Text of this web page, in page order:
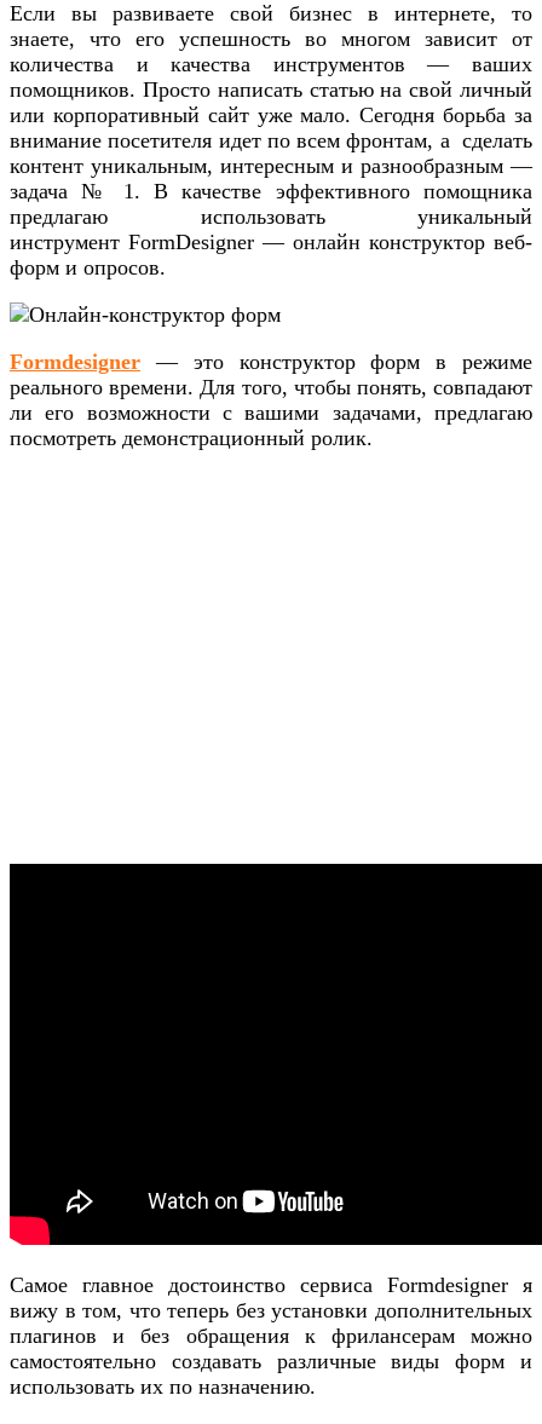
Если вы развиваете свой бизнес в интернете, то
знаете, что его успешность во многом зависит от
количества и качества инструментов — ваших
помощников. Просто написать статью на свой личный
или корпоративный сайт уже мало. Сегодня борьба за
внимание посетителя идет по всем фронтам, а сделать
контент уникальным, интересным и разнообразным —
задача № 1. В качестве эффективного помощника
предлагаю использовать уникальный
инструмент FormDesigner — онлайн конструктор веб-
форм и опросов.
Formdesigner — это конструктор форм в режиме
реального времени. Для того, чтобы понять, совпадают
ли его возможности с вашими задачами, предлагаю
посмотреть демонстрационный ролик.
Самое главное достоинство сервиса Formdesigner я
вижу в том, что теперь без установки дополнительных
плагинов и без обращения к фрилансерам можно
самостоятельно создавать различные виды форм и
использовать их по назначению.